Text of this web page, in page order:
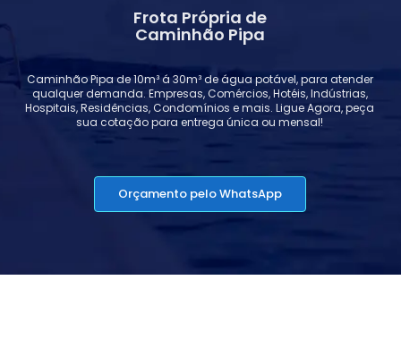
Frota Própria de
Caminhão Pipa
Caminhão Pipa de 10m³ á 30m³ de água potável, para atender
qualquer demanda. Empresas, Comércios, Hotéis, Indústrias,
Hospitais, Residências, Condomínios e mais. Ligue Agora, peça
sua cotação para entrega única ou mensal!
Orçamento pelo WhatsApp